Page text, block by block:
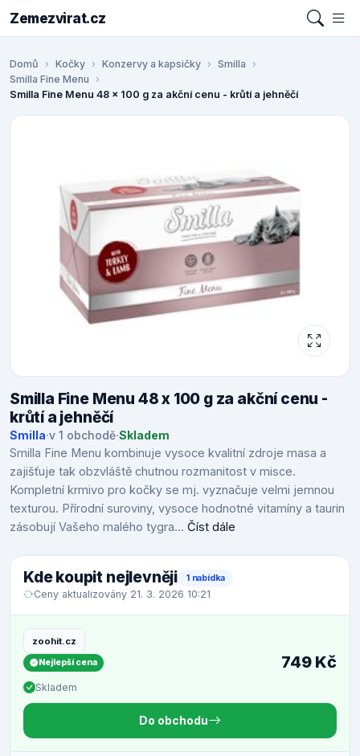
Zemezvirat.cz
Domů Kočky Konzervy a kapsičky
Smilla
Smilla Fine Menu
Smilla Fine Menu 48 x 100 g za akční cenu - krůtí a jehněčí
Smilla Fine Menu 48 x 100 g za akční cenu -
krůtí a jehněčí
Smilla·v 1 obchodě·Skladem
Smilla Fine Menu kombinuje vysoce kvalitní zdroje masa a
zajišťuje tak obzvláště chutnou rozmanitost v misce.
Kompletní krmivo pro kočky se mj. vyznačuje velmi jemnou
texturou. Přírodní suroviny, vysoce hodnotné vitamíny a taurin
zásobují Vašeho malého tygra... Číst dále
Kde koupit nejlevněji 1 nabídka
Ceny aktualizovány 21. 3. 2026 10:21
zoohit.cz
Nejlepší cena
Skladem
749 Kč
Do obchodu